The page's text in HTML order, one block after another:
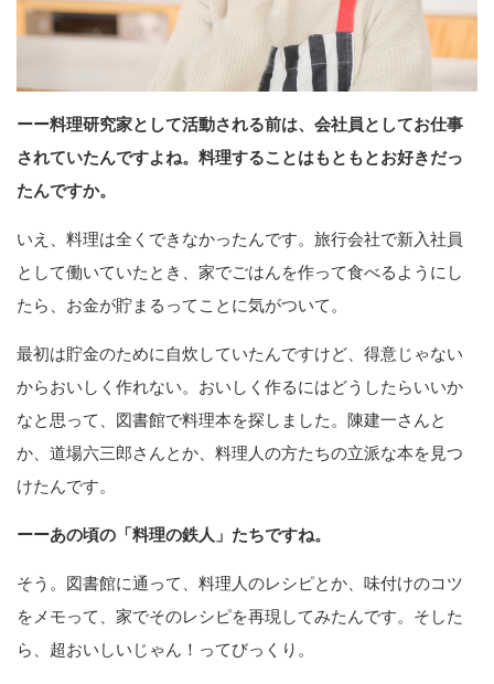
ーー料理研究家として活動される前は、会社員としてお仕事
されていたんですよね。料理することはもともとお好きだっ
たんですか。
いえ、料理は全くできなかったんです。旅行会社で新入社員
として働いていたとき、家でごはんを作って食べるようにし
たら、お金が貯まるってことに気がついて。
最初は貯金のために自炊していたんですけど、得意じゃない
からおいしく作れない。おいしく作るにはどうしたらいいか
なと思って、図書館で料理本を探しました。陳建一さんと
か、道場六三郎さんとか、料理人の方たちの立派な本を見つ
けたんです。
ーーあの頃の「料理の鉄人」たちですね。
そう。図書館に通って、料理人のレシピとか、味付けのコツ
をメモって、家でそのレシピを再現してみたんです。そした
ら、超おいしいじゃん！ってびっくり。